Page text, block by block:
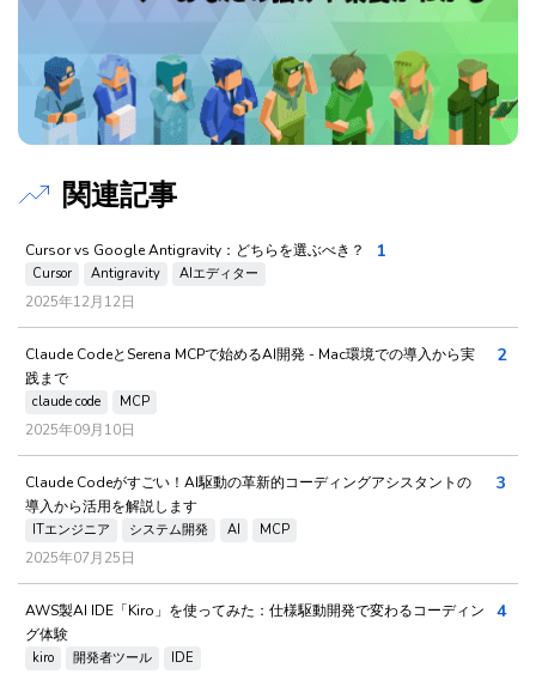
関連記事
Cursor vs Google Antigravity：どちらを選ぶべき？
Cursor Antigravity AIエディター
2025年12月12日
1
Claude CodeとSerena MCPで始めるAI開発 - Mac環境での導入から実
践まで
claude code MCP
2025年09月10日
2
Claude Codeがすごい！AI駆動の革新的コーディングアシスタントの
導入から活用を解説します
ITエンジニア システム開発 AI MCP
2025年07月25日
3
AWS製AI IDE「Kiro」を使ってみた：仕様駆動開発で変わるコーディン
グ体験
kiro 開発者ツール IDE
4